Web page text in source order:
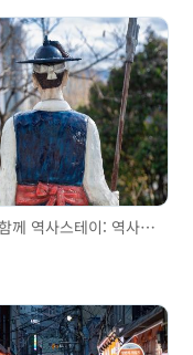
아이와 함께 역사스테이: 역사가 흐르는 골목길 부산포개항가도